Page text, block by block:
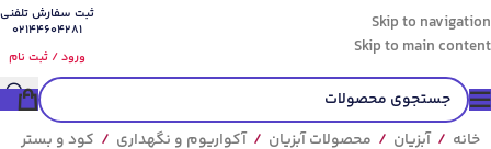
Skip to navigation
Skip to main content
ثبت سفارش تلفنی
02144604281
ورود / ثبت نام
خانه / آبزیان / محصولات آبزیان / آکواریوم و نگهداری / کود و بستر